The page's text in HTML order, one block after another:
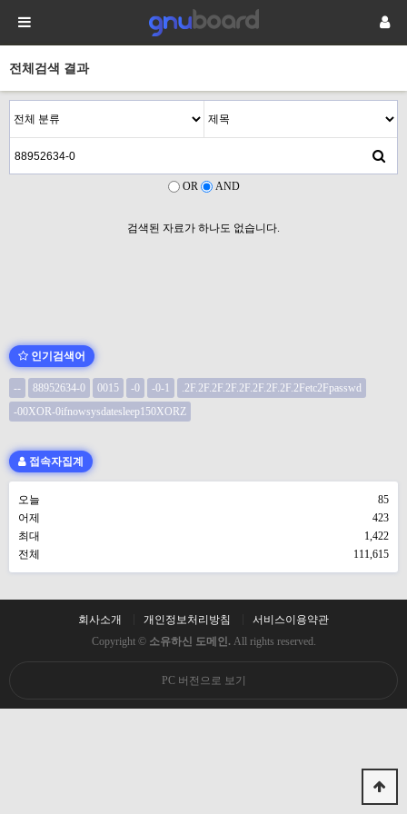
전체검색 결과
OR AND
검색된 자료가 하나도 없습니다.
인기검색어
-- 88952634-0 0015 -0 -0-1
.2F.2F.2F.2F.2F.2F.2F.2F.2Fetc2Fpasswd
-00XOR-0ifnowsysdatesleep150XORZ
접속자집계
오늘
85
어제
423
최대
1,422
전체
111,615
회사소개 개인정보처리방침
서비스이용약관
Copyright © 소유하신 도메인. All rights reserved.
PC 버전으로 보기